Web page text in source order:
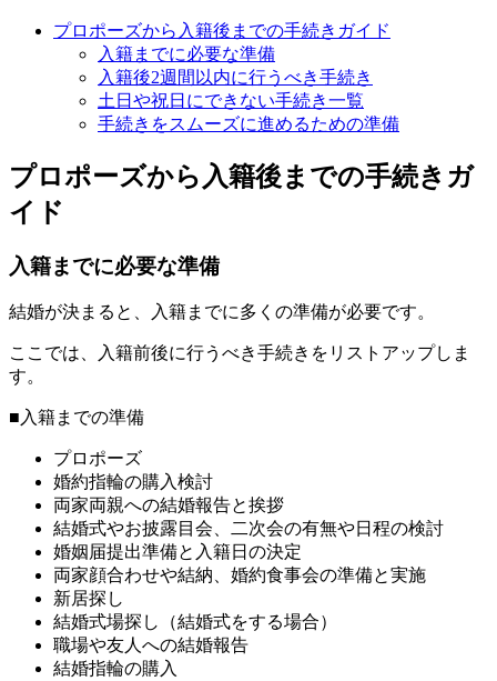
プロポーズから入籍後までの手続きガイド
入籍までに必要な準備
入籍後2週間以内に行うべき手続き
土日や祝日にできない手続き一覧
手続きをスムーズに進めるための準備
プロポーズから入籍後までの手続きガ
イド
入籍までに必要な準備
結婚が決まると、入籍までに多くの準備が必要です。
ここでは、入籍前後に行うべき手続きをリストアップしま
す。
■入籍までの準備
プロポーズ
婚約指輪の購入検討
両家両親への結婚報告と挨拶
結婚式やお披露目会、二次会の有無や日程の検討
婚姻届提出準備と入籍日の決定
両家顔合わせや結納、婚約食事会の準備と実施
新居探し
結婚式場探し（結婚式をする場合）
職場や友人への結婚報告
結婚指輪の購入